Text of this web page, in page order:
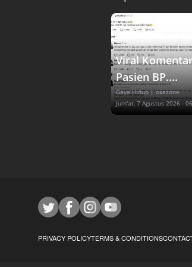
Viral
Pasien BP....
Gaya Hidup | okezone
Jum'at, 7 Agustus 2026 -
PRIVACY POLICYTERMS & CONDITIONS